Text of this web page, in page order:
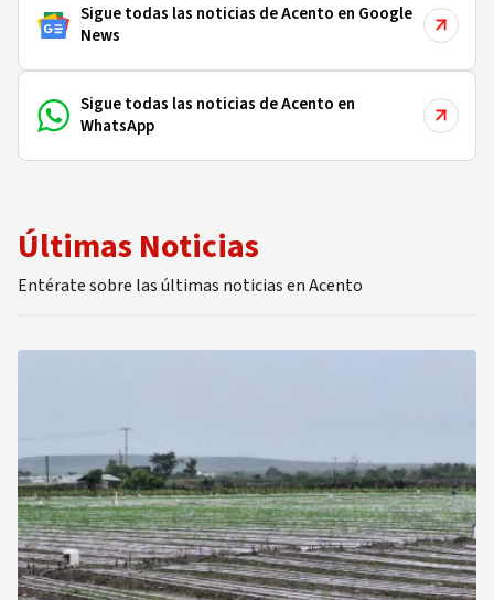
Sigue todas las noticias de Acento en Google
News
Sigue todas las noticias de Acento en
WhatsApp